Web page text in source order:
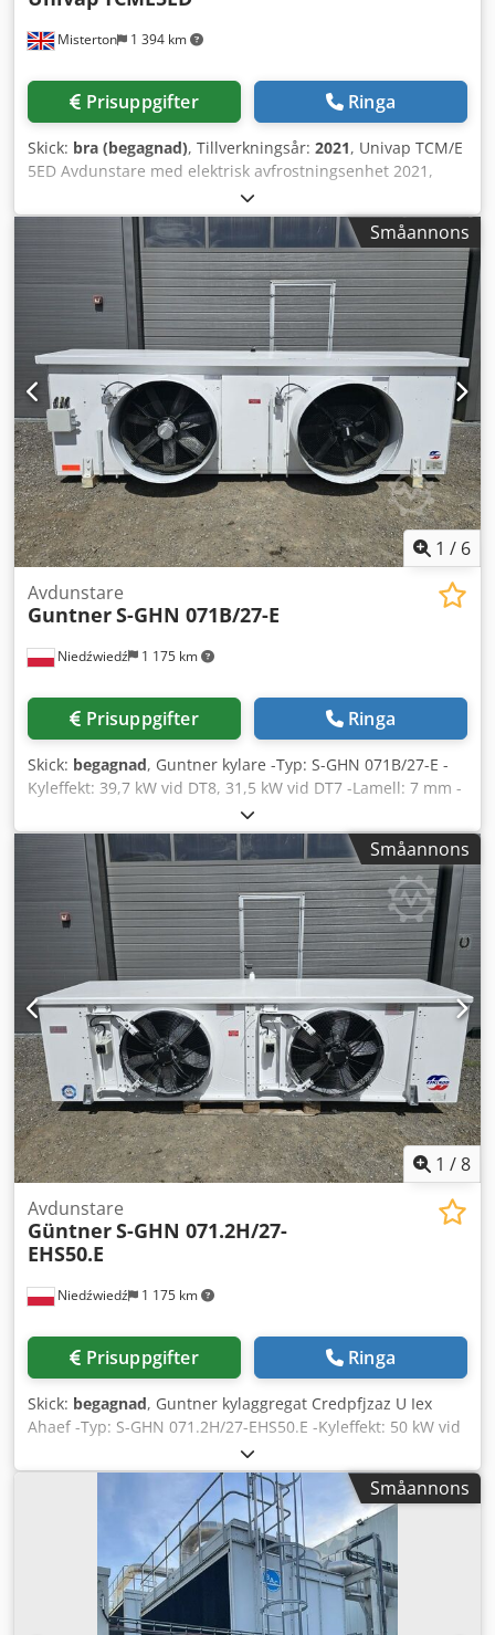
enkelverkande vakuumavdunstare med kondensor.
destillatbehållare, vakuumtank och plattvärmeväxlare.
Fullständig dokumentation för utrustningen finns
Misterton 1 394 km
Prisuppgifter Ringa
Skick: bra (begagnad), Tillverkningsår: 2021, Univap TCM/E
5ED Avdunstare med elektrisk avfrostningsenhet 2021,
Avdunstare med elektrisk avfrostningsenhet, levereras
komplett med styrsystem samt extern KD-kylanläggning
Credpfouliazjx Ahaef
Småannons
1 / 6
Niedźwiedź 1 175 km
Avdunstare
GuntnerS-GHN 071B/27-E
Prisuppgifter Ringa
Skick: begagnad, Guntner kylare -Typ: S-GHN 071B/27-E -
Kyleffekt: 39,7 kW vid DT8, 31,5 kW vid DT7 -Lamell: 7 mm -
Antal fläktar: 2 x 710 mm -Utrustningens mått: 3530 x 850 x
1150 mm -Elektriska värmare -Köldmedium: Freon -Volym:
54 L -Vikt: 317 kg Csdsza D Ukspfx Ahasrf -Lagerstatus: 2
stycken -Lagernummer: CH 606 -Skick: begagnad, mycket
bra, kylare 100% tät under kvävetryck, fläktar fungerar,
redo för drift
Småannons
1 /8
Niedźwiedź 1 175 km
Avdunstare
GüntnerS-GHN 071.2H/27-
EHS50.E
Prisuppgifter Ringa
Skick: begagnad, Guntner kylaggregat Credpfjzaz U Iex
Ahaef -Typ: S-GHN 071.2H/27-EHS50.E -Kyleffekt: 50 kW vid
ΔT8, 40,2 kW vid ΔT7 -Lamellavstånd: 7 mm -Antal fläktar: 2
x 710 mm -Produktmått: 3500 x 1060 x 970 mm -Elektriska
värmare -Köldmedium: Freon -Volym: 71,5 l -Vikt: 387 kg -
Lagerstatus: 4 st -Lagernummer: CH 605 -Skick: begagnad,
mycket gott skick, 100% tät vid kvävetryck, fungerande
fläktar, klar för drift.
Småannons